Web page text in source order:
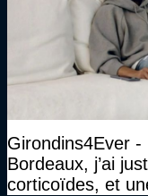
Girondins4Ever
Bordeaux, j’ai
corticoïdes, et